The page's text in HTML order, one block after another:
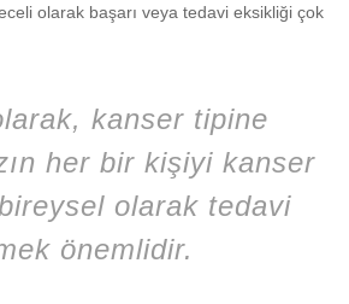
olarak başarı veya tedavi eksikliği çok
kanser tipine
her bir kişiyi kanser
olarak tedavi
önemlidir.